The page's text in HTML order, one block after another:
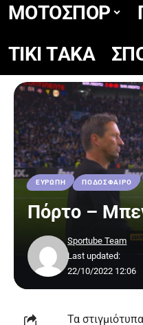
ΜΟΤΟΣΠΟΡ
TIKΙ TΑΚΑ
ΕΥΡΩΠΗ ΠΟΔΟΣΦΑΙΡΟ
Πόρτο –
Last updated:
22/10/2022 12:06
Sportube Team
Τα